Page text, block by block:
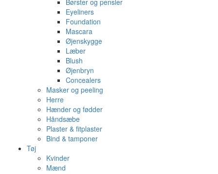
Børster og pensler
Eyeliners
Foundation
Mascara
Øjenskygge
Læber
Blush
Øjenbryn
Concealers
Masker og peeling
Herre
Hænder og fødder
Håndsæbe
Plaster & fitplaster
Bind & tamponer
Tøj
Kvinder
Mænd